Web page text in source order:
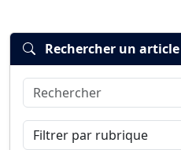
Connexion
Rechercher un article
Rechercher
Filtrer par rubrique